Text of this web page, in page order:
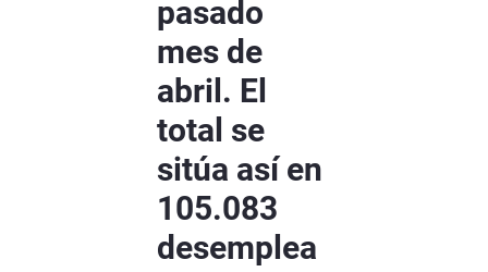
pasado
mes de
abril. El
total se
sitúa así en
105.083
desemplea